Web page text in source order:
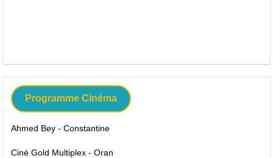
Programme Cinéma
Ahmed Bey - Constantine
Ciné Gold Multiplex - Oran